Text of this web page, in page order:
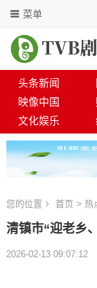
菜单
头条新闻
映像中国
文化娱乐
您的位置 首页 > 热
清镇市“迎老乡
2026-02-13 09:07:12